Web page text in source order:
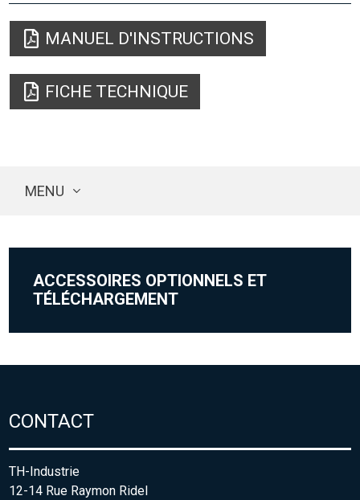
MANUEL D'INSTRUCTIONS
FICHE TECHNIQUE
MENU
ACCESSOIRES OPTIONNELS ET
TÉLÉCHARGEMENT
CONTACT
TH-Industrie
12-14 Rue Raymon Ridel